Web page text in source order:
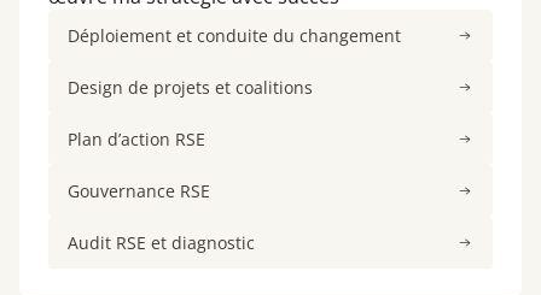
Déploiement et conduite du changement
Design de projets et coalitions
Plan d’action RSE
Gouvernance RSE
Audit RSE et diagnostic